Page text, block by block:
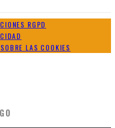
RGPD
LAS COOKIES